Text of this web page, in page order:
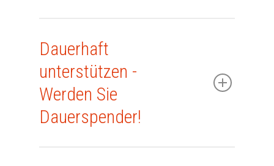
Dauerhaft
unterstützen -
Werden Sie
Dauerspender!